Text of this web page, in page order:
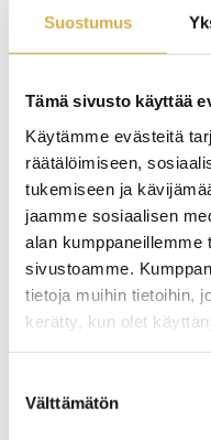
Suostumus
Tämä sivusto käyttää
Käytämme evästeitä
räätälöimiseen,
tukemiseen ja
jaamme sosiaalisen
alan kumppaneillemme
sivustoamme.
tietoja muihin tietoihin,
kerätty, kun olet
valinta
Välttämätön
Levyseppähitsaaja